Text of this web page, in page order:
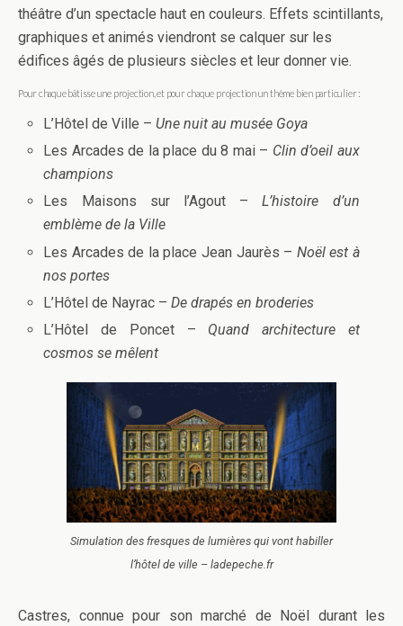
théâtre d’un spectacle haut en couleurs. Effets scintillants,
graphiques et animés viendront se calquer sur les
édifices âgés de plusieurs siècles et leur donner vie.
Pour chaque bâtisse une projection, et pour chaque projection un thème bien particulier :
L’Hôtel de Ville – Une nuit au musée Goya
Les Arcades de la place du 8 mai – Clin d’oeil aux
champions
Les Maisons sur l’Agout – L’histoire d’un
emblème de la Ville
Les Arcades de la place Jean Jaurès – Noël est à
nos portes
L’Hôtel de Nayrac –De drapés en broderies
L’Hôtel de Poncet – Quand architecture et
cosmos se mêlent
Simulation des fresques de lumières qui vont habiller
l’hôtel de ville – ladepeche.fr
Castres, connue pour son marché de Noël durant les